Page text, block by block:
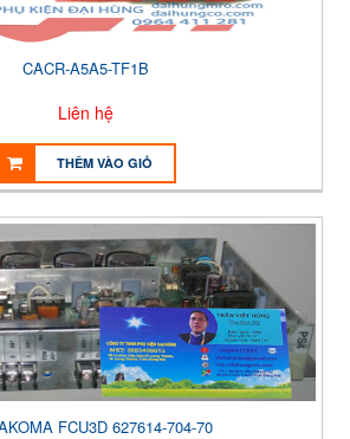
CACR-A5A5-TF1B
Liên hệ
THÊM VÀO GIỎ
FCU3D 627614-704-70